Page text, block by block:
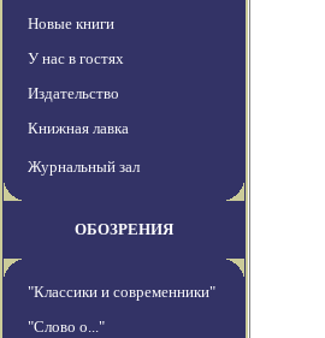
Новые книги
У нас в гостях
Издательство
Книжная лавка
Журнальный зал
ОБОЗРЕНИЯ
"Классики и современники"
"Слово о..."